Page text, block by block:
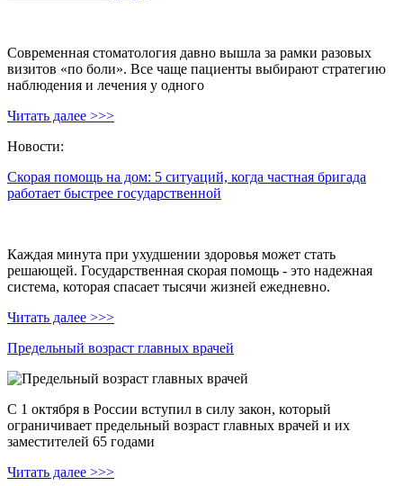
Современная стоматология давно вышла за рамки разовых
визитов «по боли». Все чаще пациенты выбирают стратегию
наблюдения и лечения у одного
Читать далее >>>
Новости:
Скорая помощь на дом: 5 ситуаций, когда частная бригада
работает быстрее государственной
Каждая минута при ухудшении здоровья может стать
решающей. Государственная скорая помощь - это надежная
система, которая спасает тысячи жизней ежедневно.
Читать далее >>>
Предельный возраст главных врачей
С 1 октября в России вступил в силу закон, который
ограничивает предельный возраст главных врачей и их
заместителей 65 годами
Читать далее >>>